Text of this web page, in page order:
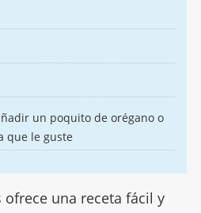
un poquito de orégano o
que le guste
ofrece una receta fácil y